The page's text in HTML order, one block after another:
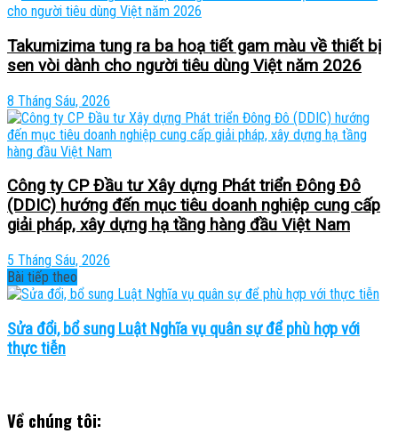
Takumizima tung ra ba hoạ tiết gam màu về thiết bị
sen vòi dành cho người tiêu dùng Việt năm 2026
8 Tháng Sáu, 2026
Công ty CP Đầu tư Xây dựng Phát triển Đông Đô
(DDIC) hướng đến mục tiêu doanh nghiệp cung cấp
giải pháp, xây dựng hạ tầng hàng đầu Việt Nam
5 Tháng Sáu, 2026
Bài tiếp theo
Sửa đổi, bổ sung Luật Nghĩa vụ quân sự để phù hợp với
thực tiễn
Về chúng tôi: